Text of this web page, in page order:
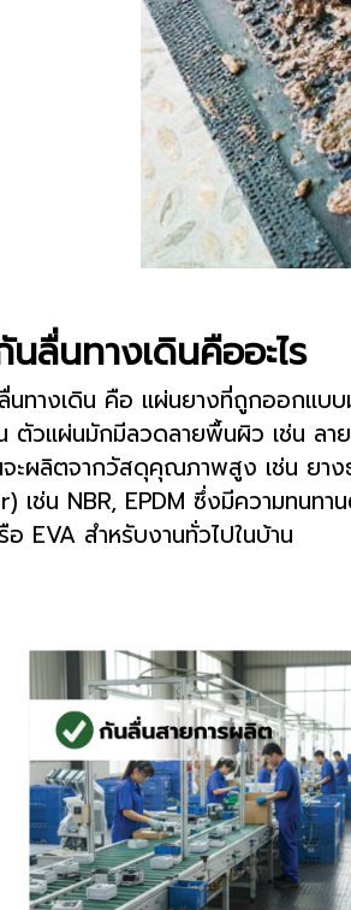
ลื่นทางเดินคืออะไร
นทางเดิน คือ แผ่นยางที่ถูกออกแบบ
ตัวแผ่นมักมีลวดลายพื้นผิว เช่น ลา
จะผลิตจากวัสดุคุณภาพสูง เช่น ยา
เช่น NBR, EPDM ซึ่งมีความทนทา
อ EVA สำหรับงานทั่วไปในบ้าน